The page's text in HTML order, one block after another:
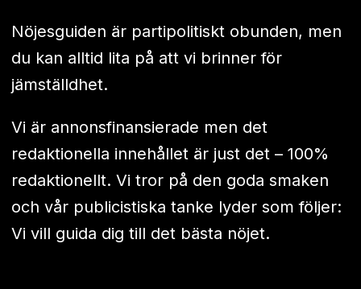
Nöjesguiden är partipolitiskt obunden, men
du kan alltid lita på att vi brinner för
jämställdhet.
Vi är annonsfinansierade men det
redaktionella innehållet är just det – 100%
redaktionellt. Vi tror på den goda smaken
och vår publicistiska tanke lyder som följer:
Vi vill guida dig till det bästa nöjet.